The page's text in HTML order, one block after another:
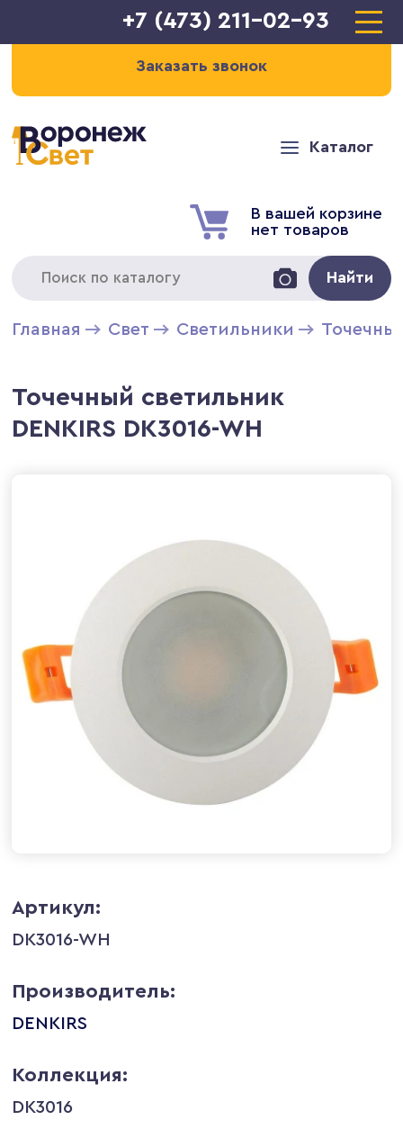
+7 (473) 211-02-93
Заказать звонок
Каталог
В вашей корзине
нет товаров
Найти
Главная Свет Светильники
Точечный светильник
DENKIRS DK3016-WH
Артикул:
DK3016-WH
Производитель:
DENKIRS
Коллекция:
DK3016